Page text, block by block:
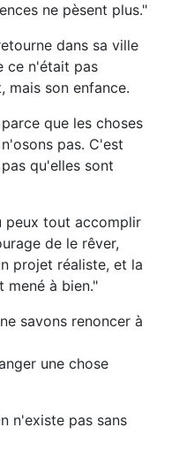
ne pèsent plus."
dans sa ville
ce n'était pas
son enfance.
que les choses
pas. C'est
qu'elles sont
peux tout accomplir
de le rêver,
projet réaliste, et la
à bien."
savons renoncer à
une chose
n'existe pas sans